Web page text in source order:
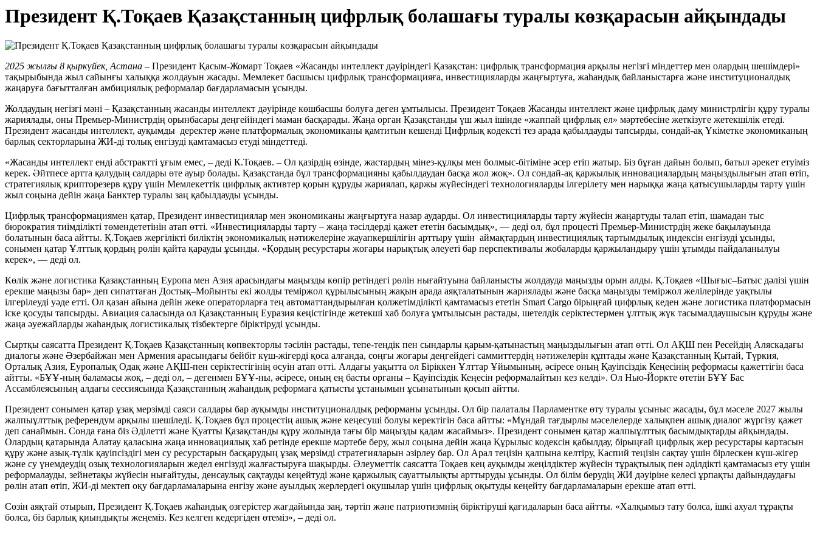
Президент Қ.Тоқаев Қазақстанның цифрлық болашағы туралы көзқарасын айқындады
2025 жылғы 8 қыркүйек, Астана – Президент Қасым-Жомарт Тоқаев «Жасанды интеллект дәуіріндегі Қазақстан: цифрлық трансформация арқылы негізгі міндеттер мен олардың шешімдері»
тақырыбында жыл сайынғы халыққа жолдауын жасады. Мемлекет басшысы цифрлық трансформацияға, инвестицияларды жаңғыртуға, жаһандық байланыстарға және институционалдық
жаңаруға бағытталған амбициялық реформалар бағдарламасын ұсынды.
Жолдаудың негізгі мәні – Қазақстанның жасанды интеллект дәуірінде көшбасшы болуға деген ұмтылысы. Президент Тоқаев Жасанды интеллект және цифрлық даму министрлігін құру туралы
жариялады, оны Премьер-Министрдің орынбасары деңгейіндегі маман басқарады. Жаңа орган Қазақстанды үш жыл ішінде «жаппай цифрлық ел» мәртебесіне жеткізуге жетекшілік етеді.
Президент жасанды интеллект, ауқымды деректер және платформалық экономиканы қамтитын кешенді Цифрлық кодексті тез арада қабылдауды тапсырды, сондай-ақ Үкіметке экономиканың
барлық секторларына ЖИ-ді толық енгізуді қамтамасыз етуді міндеттеді.
«Жасанды интеллект енді абстрактті ұғым емес, – деді К.Тоқаев. – Ол қазірдің өзінде, жастардың мінез-құлқы мен болмыс-бітіміне әсер етіп жатыр. Біз бұған дайын болып, батыл әрекет етуіміз
керек. Әйтпесе артта қалудың салдары өте ауыр болады. Қазақстанда бұл трансформацияны қабылдаудан басқа жол жоқ». Ол сондай-ақ қаржылық инновациялардың маңыздылығын атап өтіп,
стратегиялық крипторезерв құру үшін Мемлекеттік цифрлық активтер қорын құруды жариялап, қаржы жүйесіндегі технологияларды ілгерілету мен нарыққа жаңа қатысушыларды тарту үшін
жыл соңына дейін жаңа Банктер туралы заң қабылдауды ұсынды.
Цифрлық трансформациямен қатар, Президент инвестициялар мен экономиканы жаңғыртуға назар аударды. Ол инвестицияларды тарту жүйесін жаңартуды талап етіп, шамадан тыс
бюрократия тиімділікті төмендететінін атап өтті. «Инвестицияларды тарту – жаңа тәсілдерді қажет ететін басымдық», — деді ол, бұл процесті Премьер-Министрдің жеке бақылауында
болатынын баса айтты. Қ.Тоқаев жергілікті биліктің экономикалық нәтижелеріне жауапкершілігін арттыру үшін аймақтардың инвестициялық тартымдылық индексін енгізуді ұсынды,
сонымен қатар Ұлттық қордың рөлін қайта қарауды ұсынды. «Қордың ресурстары жоғары нарықтық әлеуеті бар перспективалы жобаларды қаржыландыру үшін ұтымды пайдаланылуы
керек», — деді ол.
Көлік және логистика Қазақстанның Еуропа мен Азия арасындағы маңызды көпір ретіндегі рөлін нығайтуына байланысты жолдауда маңызды орын алды. Қ.Тоқаев «Шығыс–Батыс дәлізі үшін
ерекше маңызы бар» деп сипаттаған Достық–Мойынты екі жолды теміржол құрылысының жақын арада аяқталатынын жариялады және басқа маңызды теміржол желілерінде уақтылы
ілгерілеуді уәде етті. Ол қазан айына дейін жеке операторларға тең автоматтандырылған қолжетімділікті қамтамасыз ететін Smart Cargo бірыңғай цифрлық кеден және логистика платформасын
іске қосуды тапсырды. Авиация саласында ол Қазақстанның Еуразия кеңістігінде жетекші хаб болуға ұмтылысын растады, шетелдік серіктестермен ұлттық жүк тасымалдаушысын құруды және
жаңа әуежайларды жаһандық логистикалық тізбектерге біріктіруді ұсынды.
Сыртқы саясатта Президент Қ.Тоқаев Қазақстанның көпвекторлы тәсілін растады, тепе-теңдік пен сындарлы қарым-қатынастың маңыздылығын атап өтті. Ол АҚШ пен Ресейдің Аляскадағы
диалогы және Әзербайжан мен Армения арасындағы бейбіт күш-жігерді қоса алғанда, соңғы жоғары деңгейдегі саммиттердің нәтижелерін құптады және Қазақстанның Қытай, Түркия,
Орталық Азия, Еуропалық Одақ және АҚШ-пен серіктестігінің өсуін атап өтті. Алдағы уақытта ол Біріккен Ұлттар Ұйымының, әсіресе оның Қауіпсіздік Кеңесінің реформасы қажеттігін баса
айтты. «БҰҰ-ның баламасы жоқ, – деді ол, – дегенмен БҰҰ-ны, әсіресе, оның ең басты органы – Қауіпсіздік Кеңесін реформалайтын кез келді». Ол Нью-Йоркте өтетін БҰҰ Бас
Ассамблеясының алдағы сессиясында Қазақстанның жаһандық реформаға қатысты ұстанымын ұсынатынын қосып айтты.
Президент сонымен қатар ұзақ мерзімді саяси салдары бар ауқымды институционалдық реформаны ұсынды. Ол бір палаталы Парламентке өту туралы ұсыныс жасады, бұл мәселе 2027 жылы
жалпыұлттық референдум арқылы шешіледі. Қ.Тоқаев бұл процестің ашық және кеңесуші болуы керектігін баса айтты: «Мұндай тағдырлы мәселелерде халықпен ашық диалог жүргізу қажет
деп санаймын. Сонда ғана біз Әділетті және Қуатты Қазақстанды құру жолында тағы бір маңызды қадам жасаймыз». Президент сонымен қатар жалпыұлттық басымдықтарды айқындады.
Олардың қатарында Алатау қаласына жаңа инновациялық хаб ретінде ерекше мәртебе беру, жыл соңына дейін жаңа Құрылыс кодексін қабылдау, бірыңғай цифрлық жер ресурстары картасын
құру және азық-түлік қауіпсіздігі мен су ресурстарын басқарудың ұзақ мерзімді стратегияларын әзірлеу бар. Ол Арал теңізін қалпына келтіру, Каспий теңізін сақтау үшін бірлескен күш-жігер
және су үнемдеудің озық технологияларын жедел енгізуді жалғастыруға шақырды. Әлеуметтік саясатта Тоқаев кең ауқымды жеңілдіктер жүйесін тұрақтылық пен әділдікті қамтамасыз ету үшін
реформалауды, зейнетақы жүйесін нығайтуды, денсаулық сақтауды кеңейтуді және қаржылық сауаттылықты арттыруды ұсынды. Ол білім берудің ЖИ дәуіріне келесі ұрпақты дайындаудағы
рөлін атап өтіп, ЖИ-ді мектеп оқу бағдарламаларына енгізу және ауылдық жерлердегі оқушылар үшін цифрлық оқытуды кеңейту бағдарламаларын ерекше атап өтті.
Сөзін аяқтай отырып, Президент Қ.Тоқаев жаһандық өзгерістер жағдайында заң, тәртіп және патриотизмнің біріктіруші қағидаларын баса айтты. «Халқымыз тату болса, ішкі ахуал тұрақты
болса, біз барлық қиындықты жеңеміз. Кез келген кедергіден өтеміз», – деді ол.